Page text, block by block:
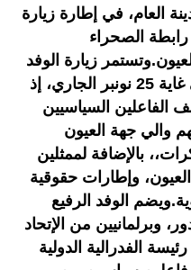
العام، في إطارة زيارة
الصحراء
زيارة الوفد
الحقوقي والسياسي الرفيع إلى غاية 25 نونبر الجاري، إذ
الفاعلين السياسيين
والي جهة العيون
بالإضافة لممثلين
وإطارات حقوقية
الوفد الرفيع
وبرلمانيين من الإتحاد
الفدرالية الدولية